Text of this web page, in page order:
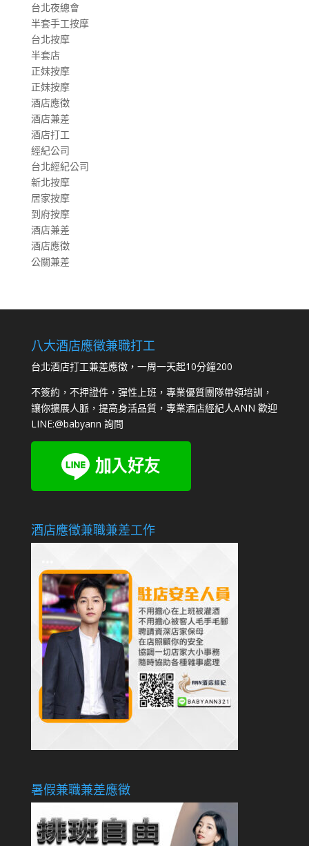
台北夜總會
半套手工按摩
台北按摩
半套店
正妹按摩
正妹按摩
酒店應徵
酒店兼差
酒店打工
經紀公司
台北經紀公司
新北按摩
居家按摩
到府按摩
酒店兼差
酒店應徵
公關兼差
八大酒店應徵兼職打工
台北酒店打工兼差應徵，一周一天起10分鐘200
不簽約，不押證件，彈性上班，專業優質團隊帶領培訓，
讓你擴展人脈，提高身活品質，專業酒店經紀人ANN 歡迎
LINE:@babyann 詢問
酒店應徵兼職兼差工作
暑假兼職兼差應徵